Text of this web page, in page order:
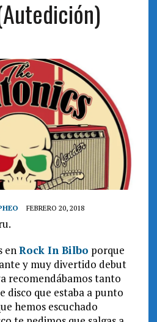
FEBRERO 20, 2018
enRock In Bilbo porque
y muy divertido debut
recomendábamos tanto
disco que estaba a punto
hemos escuchado